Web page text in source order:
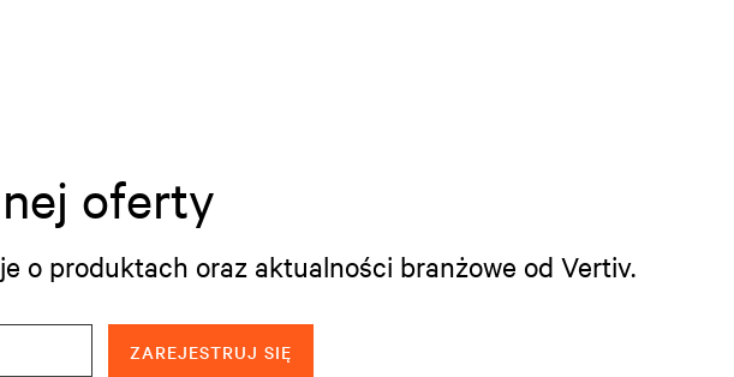
oferty
o produktach oraz aktualności branżowe od Vertiv.
ZAREJESTRUJ SIĘ